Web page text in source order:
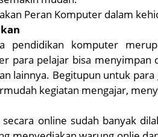
Peran Komputer dalam
pendidikan komputer
para pelajar bisa menyimpan
lainnya. Begitupun untuk
kegiatan mengajar,
secara online sudah banyak